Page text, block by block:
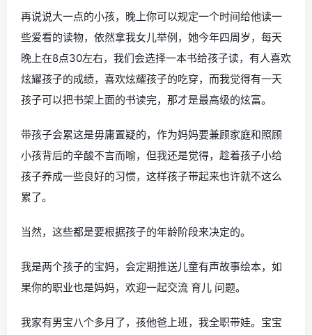
再说说大一点的小孩，晚上你可以规定一个时间给他读一
些爱看的读物，依然拿我女儿举例，她今年四周岁，每天
晚上在8点30左右，我们会选择一本书给孩子读，有人喜欢
炫耀孩子的成绩，喜欢炫耀孩子的吃穿，而我觉得有一天
孩子可以把书架上面的书读完，那才是最高级的炫富。
带孩子会累这是毋庸置疑的，作为妈妈要兼顾家庭和照顾
小孩背后的辛酸不言而喻，但我还是觉得，趁着孩子小给
孩子养成一些良好的习惯，这样孩子带起来也许就不这么
累了。
当然，这些都是要根据孩子的年龄阶段来决定的。
我是两个孩子的宝妈，会定期推送儿童有声故事绘本，如
果你的职业也是妈妈，欢迎一起交流 育儿 问题。
我家有男宝八个多月了，孩他爸上班，我全职带娃。宝宝